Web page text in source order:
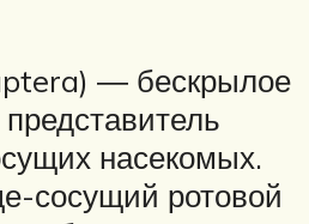
― бескрылое
насекомых.
сосущий ротовой